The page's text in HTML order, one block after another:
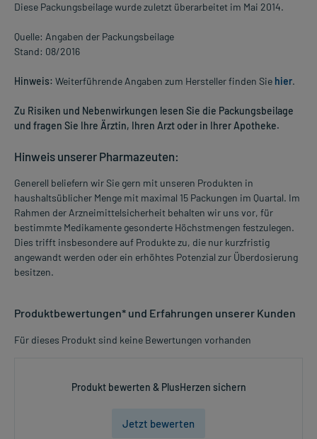
Diese Packungsbeilage wurde zuletzt überarbeitet im Mai 2014.
Quelle: Angaben der Packungsbeilage
Stand: 08/2016
Hinweis: Weiterführende Angaben zum Hersteller finden Sie hier.
Zu Risiken und Nebenwirkungen lesen Sie die Packungsbeilage
und fragen Sie Ihre Ärztin, Ihren Arzt oder in Ihrer Apotheke.
Hinweis unserer Pharmazeuten:
Generell beliefern wir Sie gern mit unseren Produkten in
haushaltsüblicher Menge mit maximal 15 Packungen im Quartal. Im
Rahmen der Arzneimittelsicherheit behalten wir uns vor, für
bestimmte Medikamente gesonderte Höchstmengen festzulegen.
Dies trifft insbesondere auf Produkte zu, die nur kurzfristig
angewandt werden oder ein erhöhtes Potenzial zur Überdosierung
besitzen.
Produktbewertungen* und Erfahrungen unserer Kunden
Für dieses Produkt sind keine Bewertungen vorhanden
Produkt bewerten & PlusHerzen sichern
Jetzt bewerten